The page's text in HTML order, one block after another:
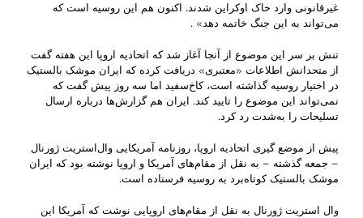
غیرقانونی وارد خاک اوکراین شدند. اکنون هم این روسیه است که
می‌تواند به این جنگ خاتمه دهد» .
تنش بر سر این موضوع از آنجا آغاز شد که اتحادیه اروپا این هفته گفت
از متحدانش اطلاعات «معتبری» دریافت کرده که ایران موشک بالستیک
در اختیار روسیه گذاشته است، کاخ‌سفید اما سه روز پیش گفت که
نمی‌تواند این موضوع را تایید کند. ایران هم گزارش‌ها درباره ارسال
تسلیحات را به‌شدت رد کرد.
پیش از موضع گیری اتحادیه اروپا، ‌روزنامه آمریکایی وال‌استریت ژورنال
– جمعه گذشته – به نقل از مقام‌های آمریکا و اروپا نوشته بود که ایران
موشک‌ بالستیک کوتاه‌برد به روسیه فرستاده است.
وال استریت ژورنال به نقل از مقام‌های اروپایی نوشت که آمریکا این